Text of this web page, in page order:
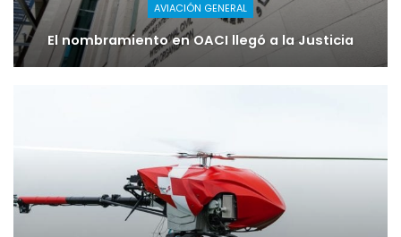
AVIACIÓN GENERAL
El nombramiento en OACI llegó a la Justicia